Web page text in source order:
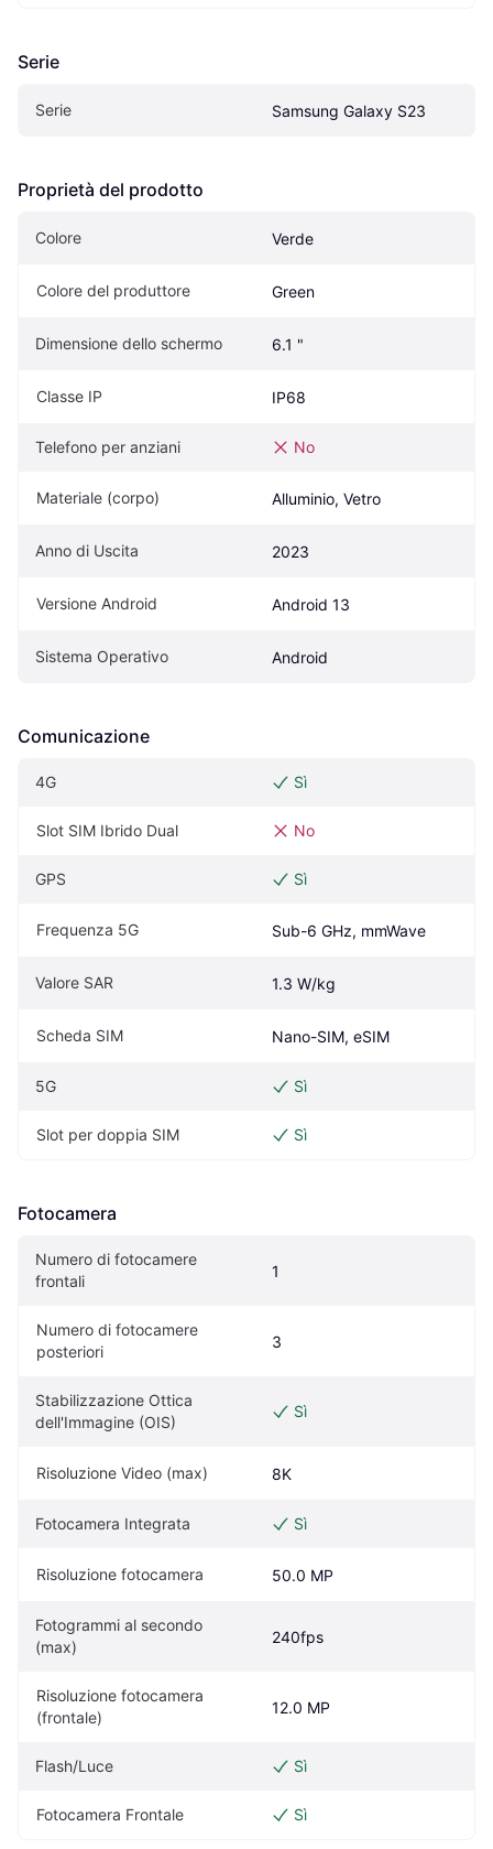
Serie
Serie Samsung Galaxy S23
Proprietà del prodotto
Colore Verde
Colore del produttore Green
Dimensione dello schermo 6.1 "
Classe IP IP68
Telefono per anziani No
Materiale (corpo) Alluminio, Vetro
Anno di Uscita 2023
Versione Android Android 13
Sistema Operativo Android
Comunicazione
4G Sì
Slot SIM Ibrido Dual No
GPS Sì
Frequenza 5G Sub-6 GHz, mmWave
Valore SAR 1.3 W/kg
Scheda SIM Nano-SIM, eSIM
5G Sì
Slot per doppia SIM Sì
Fotocamera
Numero di fotocamere
frontali
1
Numero di fotocamere
posteriori
3
Stabilizzazione Ottica
dell'Immagine (OIS)
Sì
Risoluzione Video (max) 8K
Fotocamera Integrata Sì
Risoluzione fotocamera 50.0 MP
Fotogrammi al secondo
(max)
240fps
Risoluzione fotocamera
(frontale)
12.0 MP
Flash/Luce Sì
Fotocamera Frontale Sì